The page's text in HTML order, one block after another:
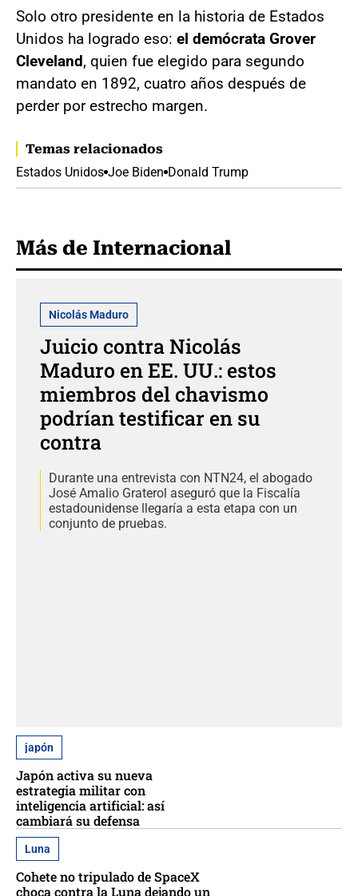
Solo otro presidente en la historia de Estados
Unidos ha logrado eso: el demócrata Grover
Cleveland, quien fue elegido para segundo
mandato en 1892, cuatro años después de
perder por estrecho margen.
Temas relacionados
Estados Unidos Joe Biden Donald Trump
Más de Internacional
Nicolás Maduro
Juicio contra Nicolás
Maduro en EE. UU.: estos
miembros del chavismo
podrían testificar en su
contra
Durante una entrevista con NTN24, el abogado
José Amalio Graterol aseguró que la Fiscalía
estadounidense llegaría a esta etapa con un
conjunto de pruebas.
japón
Japón activa su nueva
estrategia militar con
inteligencia artificial: así
cambiará su defensa
Luna
Cohete no tripulado de SpaceX
choca contra la Luna dejando un